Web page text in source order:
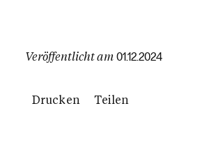
Veröffentlicht am 01.12.2024
Drucken Teilen